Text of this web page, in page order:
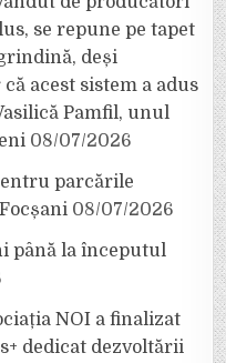
se repune pe tapet
deși
acest sistem a adus
Pamfil, unul
08/07/2026
parcările
08/07/2026
până la începutul
NOI a finalizat
dedicat dezvoltării